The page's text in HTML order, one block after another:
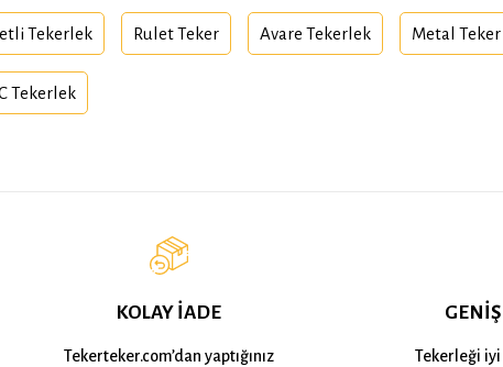
Tekerlek Rulet Teker Avare Tekerlek Metal Teker
Tekerlek
KOLAY İADE
Tekerteker.com’dan yaptığınız
Tekerleği